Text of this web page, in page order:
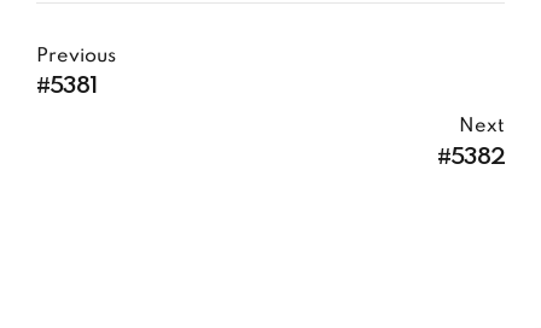
Previous
#5381
Next
#5382